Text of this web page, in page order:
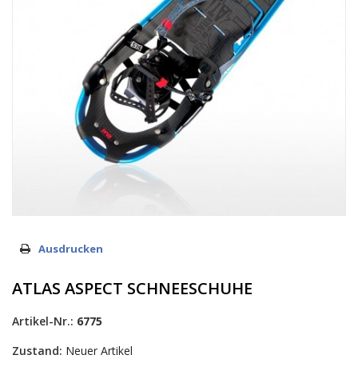
Ausdrucken
ATLAS ASPECT SCHNEESCHUHE
Artikel-Nr.: 6775
Zustand: Neuer Artikel